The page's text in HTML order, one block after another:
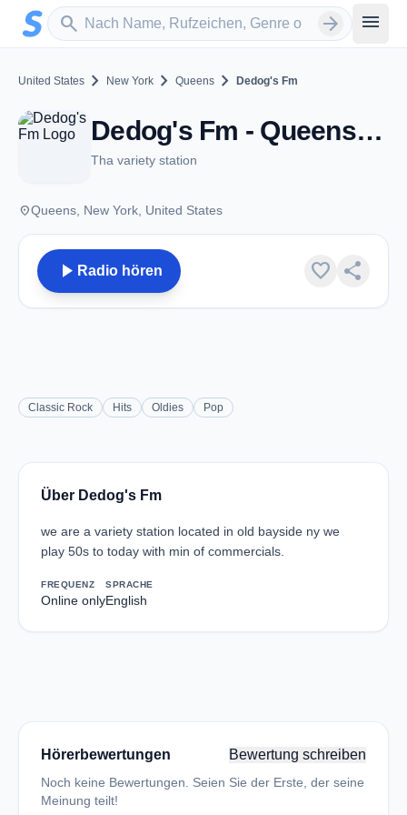
Zum Hauptinhalt springen
search
Sender suchen arrow_forward menu
United States chevron_right New York chevron_right Queens chevron_right Dedog's Fm
Dedog's Fm - Queens, NY
Tha variety station
placeQueens, New York, United States
play_arrow Radio hören favorite share
Classic Rock Hits Oldies Pop
Über Dedog's Fm
we are a variety station located in old bayside ny we
play 50s to today with min of commercials.
FREQUENZ
Online only
SPRACHE
English
Hörerbewertungen Bewertung schreiben
Noch keine Bewertungen. Seien Sie der Erste, der seine
Meinung teilt!